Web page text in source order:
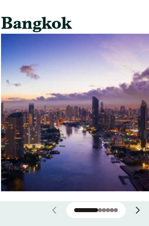
Bangkok